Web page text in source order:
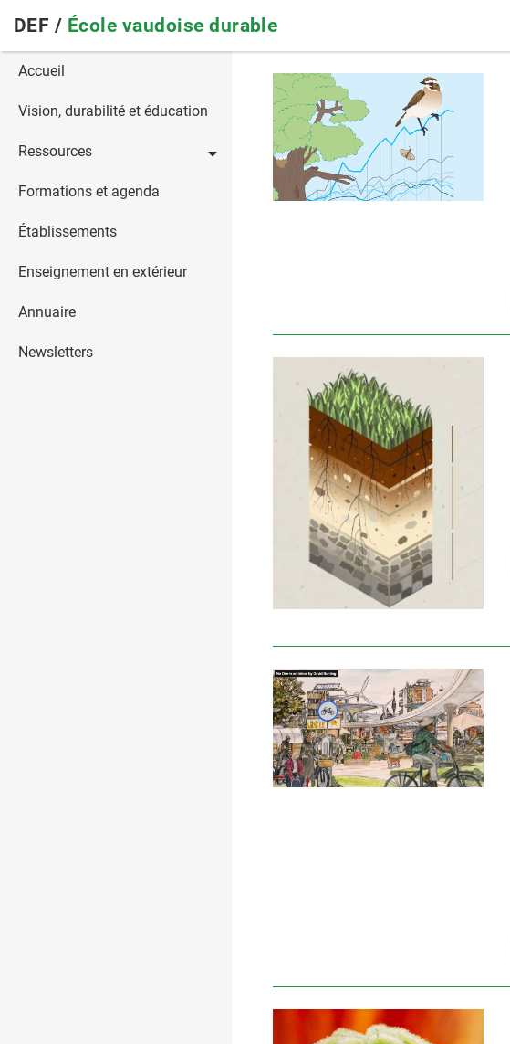
main
navigation
DEF / École vaudoise durable
Main
navigation
Accueil
Vision, durabilité et éducation
Ressources
Formations et agenda
Établissements
Enseignement en extérieur
Annuaire
Newsletters